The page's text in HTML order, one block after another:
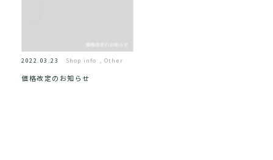
2022.03.23 Shop info , Other
価格改定のお知らせ